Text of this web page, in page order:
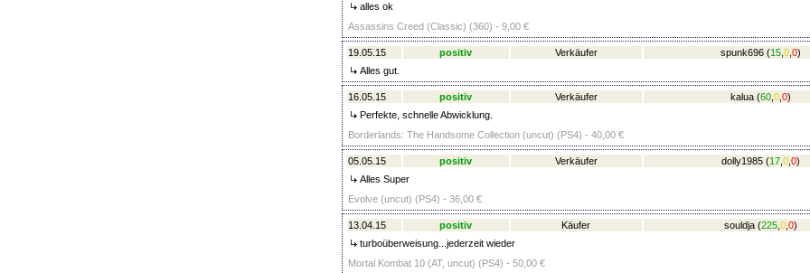
alles ok
Assassins Creed (Classic) (360) - 9,00 €
19.05.15 positiv Verkäufer spunk696 (15 0 0)
Alles gut.
16.05.15 positiv Verkäufer kalua (60 0 0)
Perfekte, schnelle Abwicklung.
Borderlands: The Handsome Collection (uncut) (PS4) - 40,00 €
05.05.15 positiv Verkäufer dolly1985 (17 0 0)
Alles Super
Evolve (uncut) (PS4) - 36,00 €
13.04.15 positiv Käufer souldja (225 0 0)
turboüberweisung...jederzeit wieder
Mortal Kombat 10 (AT, uncut) (PS4) - 50,00 €